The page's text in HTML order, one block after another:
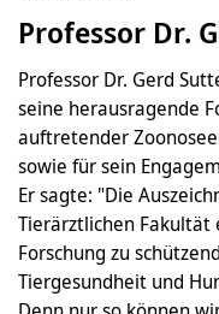
Professor Dr.
Professor Dr. Gerd
seine herausragende
auftretender
sowie für sein
Er sagte: "Die
Tierärztlichen Fakultät
Forschung zu
Tiergesundheit und